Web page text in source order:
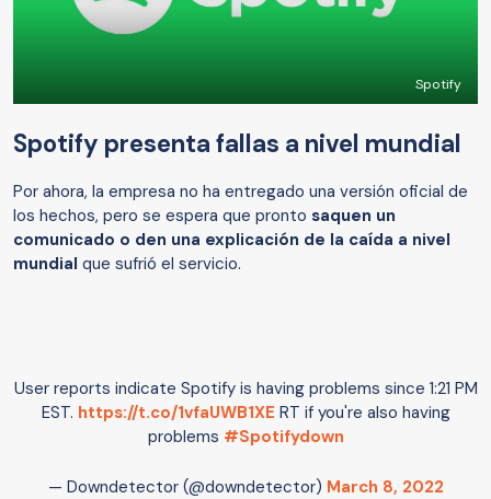
Spotify
Spotify presenta fallas a nivel mundial
Por ahora, la empresa no ha entregado una versión oficial de
los hechos, pero se espera que pronto saquen un
comunicado o den una explicación de la caída a nivel
mundial que sufrió el servicio.
User reports indicate Spotify is having problems since 1:21 PM
EST. https://t.co/1vfaUWB1XE RT if you're also having
problems #Spotifydown
— Downdetector (@downdetector) March 8, 2022